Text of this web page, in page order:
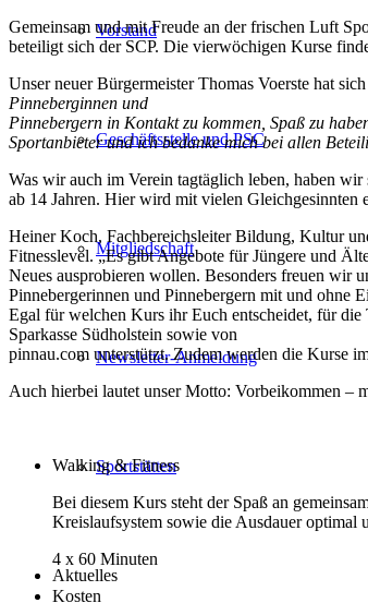
Vorstand
Geschäftsstelle und PSC
Mitgliedschaft
Newsletter-Anmeldung
Sportstätten
Aktuelles
Gemeinsam und mit Freude an der frischen Luft
beteiligt sich der SCP. Die vierwöchigen Kurse
Unser neuer Bürgermeister Thomas Voerste hat
Pinneberginnen und
Pinnebergern in Kontakt zu kommen, Spaß zu
Sportanbieter und ich bedanke mich bei allen
Was wir auch im Verein tagtäglich leben, haben
ab 14 Jahren. Hier wird mit vielen
Heiner Koch, Fachbereichsleiter Bildung, Kultur
Fitnesslevel. „Es gibt Angebote für Jüngere und
Neues ausprobieren wollen. Besonders freuen wir
Pinnebergerinnen und Pinnebergern mit und ohne
Egal für welchen Kurs ihr Euch entscheidet, für
Sparkasse Südholstein sowie von
pinnau.com unterstützt. Zudem werden die Kurse
Auch hierbei lautet unser Motto: Vorbeikommen –
Walking & Fitness
Bei diesem Kurs steht der Spaß an
Kreislaufsystem sowie die Ausdauer optimal
4 x 60 Minuten
Kosten